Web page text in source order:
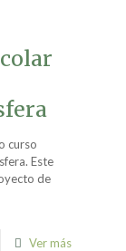
curso
Este
de
Ver más